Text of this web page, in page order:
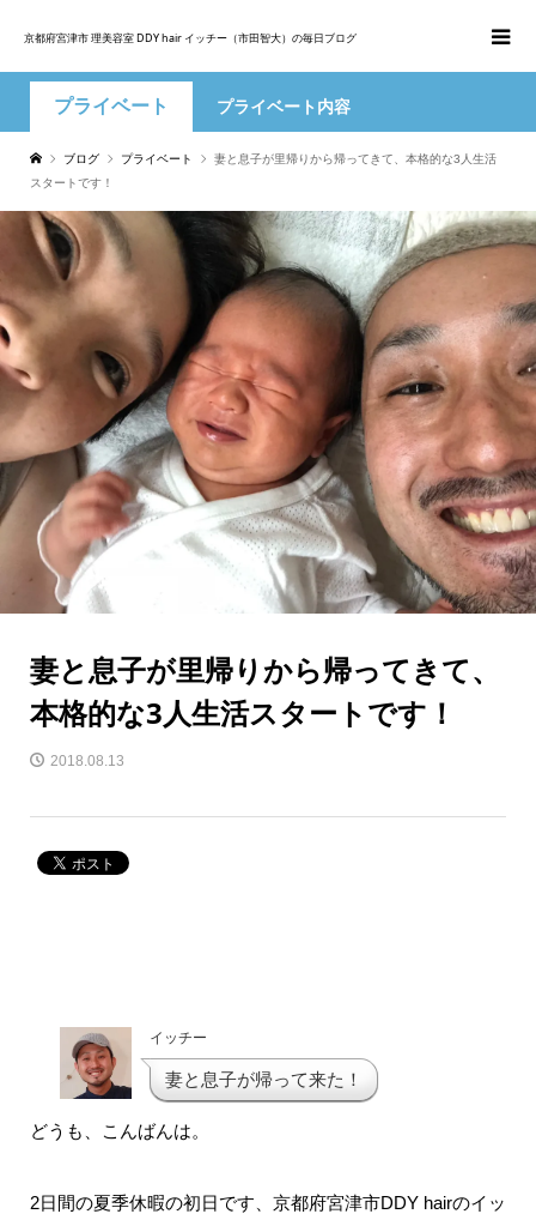
京都府宮津市 理美容室 DDY hair イッチー（市田智大）の毎日ブログ
プライベート プライベート内容
ブログ プライベート
妻と息子が里帰りから帰ってきて、本格的な3人生活
スタートです！
妻と息子が里帰りから帰ってきて、
本格的な3人生活スタートです！
2018.08.13
イッチー
妻と息子が帰って来た！
どうも、こんばんは。
2日間の夏季休暇の初日です、京都府宮津市DDY hairのイッ